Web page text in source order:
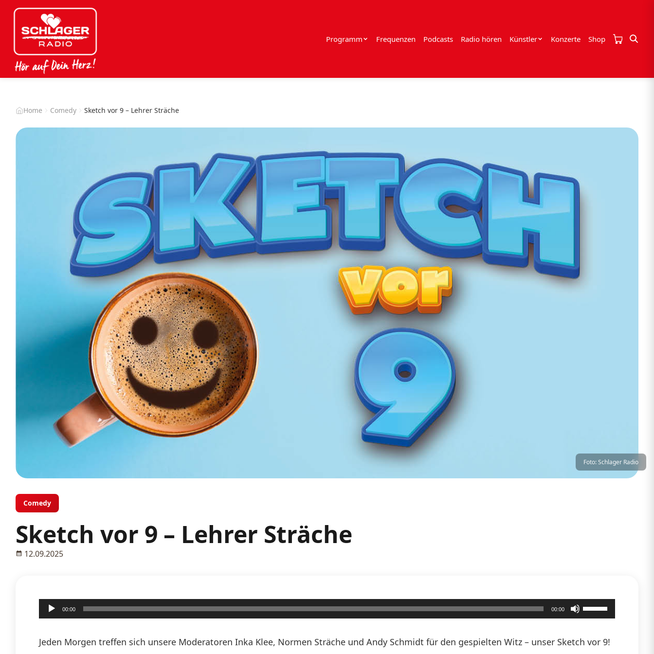
Programm Frequenzen Podcasts Radio hören Künstler Konzerte Shop
Home Comedy Sketch vor 9 – Lehrer Sträche
Foto: Schlager Radio
Comedy
Sketch vor 9 – Lehrer Sträche
12.09.2025
Audio-
Player
00:00 00:00
Pfeiltasten
benutzen,
Jeden Morgen treffen sich unsere Moderatoren Inka Klee, Normen Sträche und Andy Schmidt für den gespielten Witz – unser Sketch vor 9!